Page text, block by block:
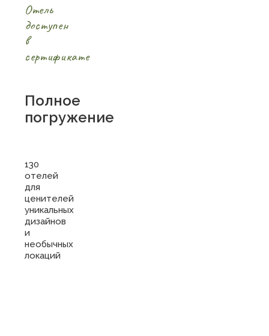
Отель
доступен
в
сертификате
Полное
погружение
130
отелей
для
ценителей
уникальных
дизайнов
и
необычных
локаций